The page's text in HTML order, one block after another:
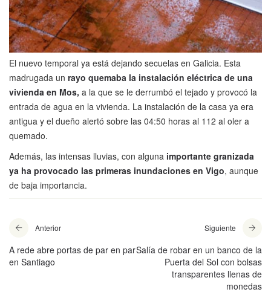
El nuevo temporal ya está dejando secuelas en Galicia. Esta
madrugada un rayo quemaba la instalación eléctrica de una
vivienda en Mos, a la que se le derrumbó el tejado y provocó la
entrada de agua en la vivienda. La instalación de la casa ya era
antigua y el dueño alertó sobre las 04:50 horas al 112 al oler a
quemado.
Además, las intensas lluvias, con alguna importante granizada
ya ha provocado las primeras inundaciones en Vigo, aunque
de baja importancia.
Anterior
A rede abre portas de par en par
en Santiago
Siguiente
Salía de robar en un banco de la
Puerta del Sol con bolsas
transparentes llenas de
monedas